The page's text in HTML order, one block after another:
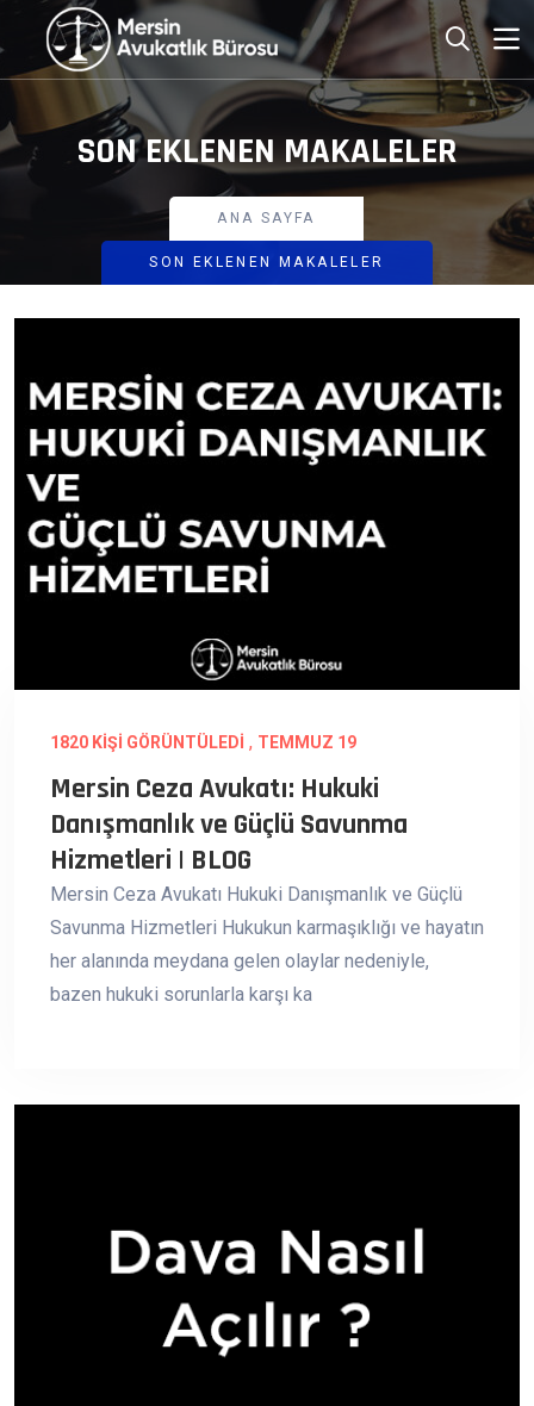
SON EKLENEN MAKALELER
ANA SAYFA
SON EKLENEN MAKALELER
1820 KIŞI GÖRÜNTÜLEDI , TEMMUZ 19
Mersin Ceza Avukatı: Hukuki
Danışmanlık ve Güçlü Savunma
Hizmetleri | BLOG
Mersin Ceza Avukatı Hukuki Danışmanlık ve Güçlü
Savunma Hizmetleri Hukukun karmaşıklığı ve hayatın
her alanında meydana gelen olaylar nedeniyle,
bazen hukuki sorunlarla karşı ka